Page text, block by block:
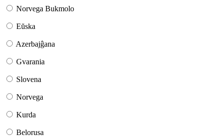
Norvega Bukmolo
Eŭska
Azerbajĝana
Gvarania
Slovena
Norvega
Kurda
Belorusa